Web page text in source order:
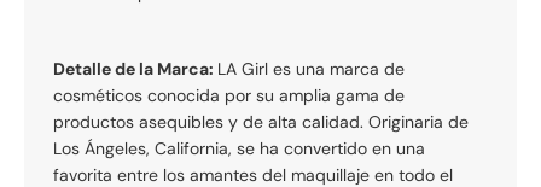
Detalle de la Marca: LA Girl es una marca de
cosméticos conocida por su amplia gama de
productos asequibles y de alta calidad. Originaria de
Los Ángeles, California, se ha convertido en una
favorita entre los amantes del maquillaje en todo el